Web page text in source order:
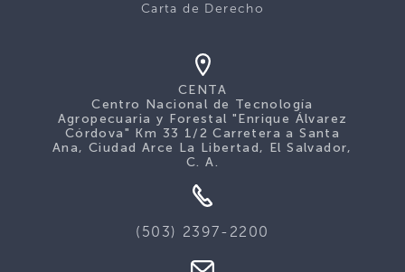
Carta de Derecho
CENTA
Centro Nacional de Tecnología
Agropecuaria y Forestal "Enrique Álvarez
Córdova" Km 33 1/2 Carretera a Santa
Ana, Ciudad Arce La Libertad, El Salvador,
C. A.
(503) 2397-2200